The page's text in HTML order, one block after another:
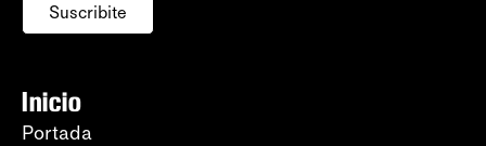
Suscribite
Inicio
Portada